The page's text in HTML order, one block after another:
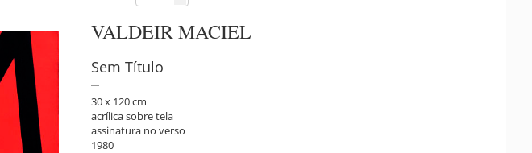
VALDEIR MACIEL
Sem Título
30 x 120 cm
acrílica sobre tela
assinatura no verso
1980